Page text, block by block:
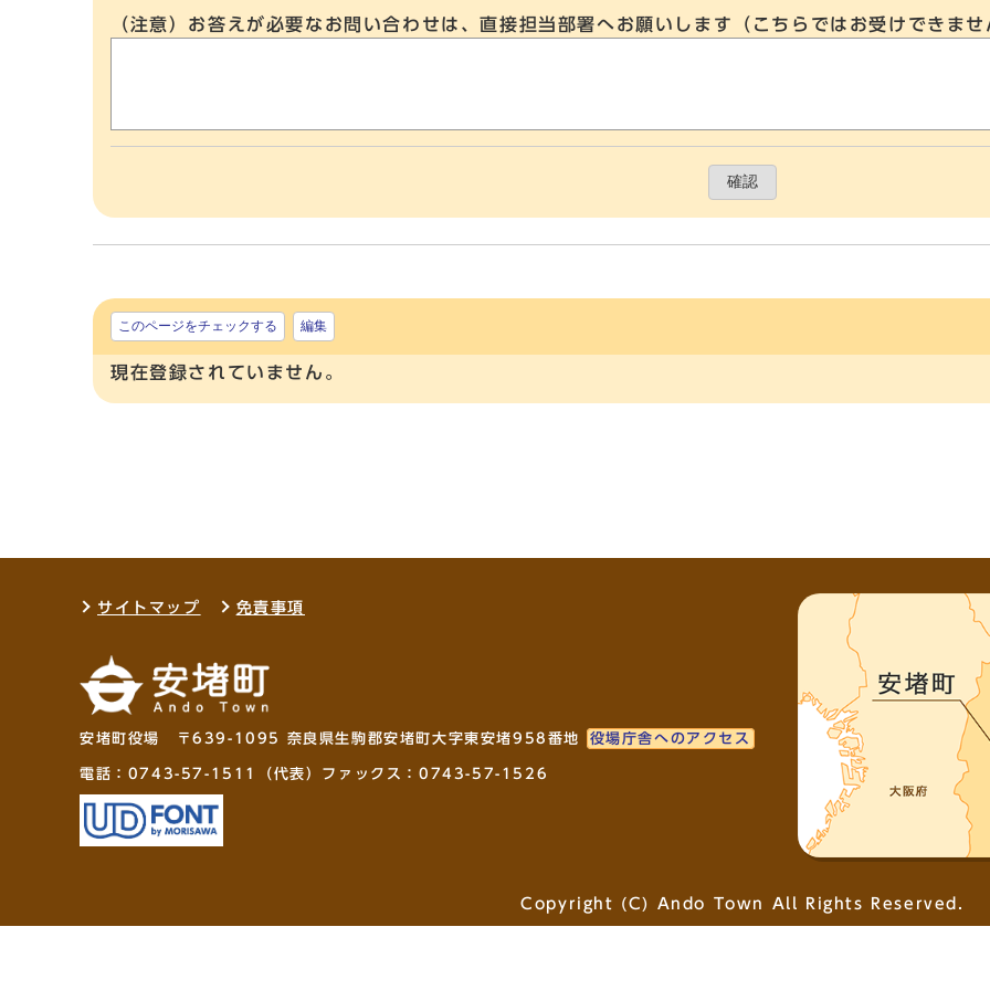
（注意）お答えが必要なお問い合わせは、直接担当部署へお願いします（こちらではお受けできま
確認
このページをチェックする 編集
現在登録されていません。
サイトマップ 免責事項
安堵町役場 〒639-1095 奈良県生駒郡安堵町大字東安堵958番地 役場庁舎へのアクセス
電話： 0743-57-1511 （代表）ファックス：0743-57-1526
Copyright (C) Ando Town All Rights Reserved.